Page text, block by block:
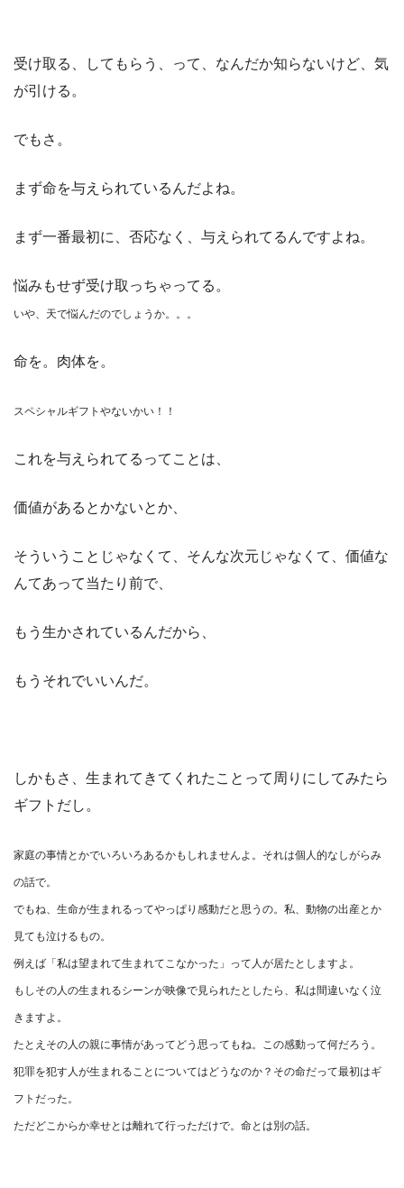
受け取る、してもらう、って、なんだか知らないけど、気
が引ける。
でもさ。
まず命を与えられているんだよね。
まず一番最初に、否応なく、与えられてるんですよね。
悩みもせず受け取っちゃってる。
いや、天で悩んだのでしょうか。。。
命を。肉体を。
スペシャルギフトやないかい！！
これを与えられてるってことは、
価値があるとかないとか、
そういうことじゃなくて、そんな次元じゃなくて、価値な
んてあって当たり前で、
もう生かされているんだから、
もうそれでいいんだ。
しかもさ、生まれてきてくれたことって周りにしてみたら
ギフトだし。
家庭の事情とかでいろいろあるかもしれませんよ。それは個人的なしがらみ
の話で。
でもね、生命が生まれるってやっぱり感動だと思うの。私、動物の出産とか
見ても泣けるもの。
例えば「私は望まれて生まれてこなかった」って人が居たとしますよ。
もしその人の生まれるシーンが映像で見られたとしたら、私は間違いなく泣
きますよ。
たとえその人の親に事情があってどう思ってもね。この感動って何だろう。
犯罪を犯す人が生まれることについてはどうなのか？その命だって最初はギ
フトだった。
ただどこからか幸せとは離れて行っただけで。命とは別の話。